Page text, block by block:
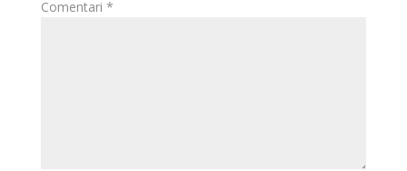
Comentari *